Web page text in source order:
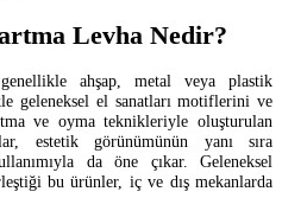
Levha Nedir?
ahşap, metal veya plastik
geleneksel el sanatları motiflerini ve
ve oyma teknikleriyle oluşturulan
estetik görünümünün yanı sıra
da öne çıkar. Geleneksel
bu ürünler, iç ve dış mekanlarda